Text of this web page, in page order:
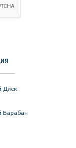
Диск
Барабан